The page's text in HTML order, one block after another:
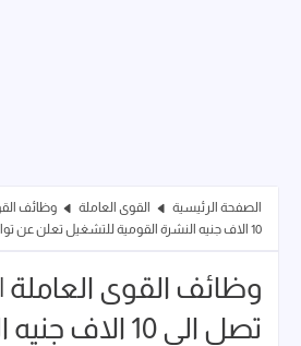
الصفحة الرئيسية القوى العاملة
وظائف
10 الاف جنيه النشرة القومية للتشغيل تعلن عن توافر 4176 فرصة عمل
وظائف القوى العاملة
تصل الى 10 الاف